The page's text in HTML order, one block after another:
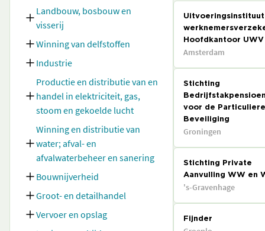
Landbouw, bosbouw en
visserij
Winning van delfstoffen
Industrie
Productie en distributie van en
handel in elektriciteit, gas,
stoom en gekoelde lucht
Winning en distributie van
water; afval- en
afvalwaterbeheer en sanering
Bouwnijverheid
Groot- en detailhandel
Vervoer en opslag
Uitvoeringsinstituut
Hoofdkantoor UWV
Amsterdam
Stichting
voor de Particuliere
Beveiliging
Groningen
Stichting Private
Aanvulling WW en
's-Gravenhage
Fijnder